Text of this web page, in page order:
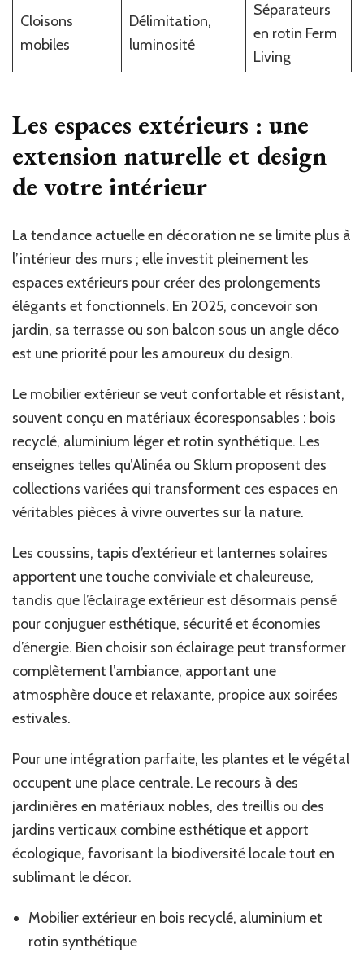
Cloisons
mobiles
Délimitation,
luminosité
Séparateurs
en rotin Ferm
Living
Les espaces extérieurs : une
extension naturelle et design
de votre intérieur
La tendance actuelle en décoration ne se limite plus à
l’intérieur des murs ; elle investit pleinement les
espaces extérieurs pour créer des prolongements
élégants et fonctionnels. En 2025, concevoir son
jardin, sa terrasse ou son balcon sous un angle déco
est une priorité pour les amoureux du design.
Le mobilier extérieur se veut confortable et résistant,
souvent conçu en matériaux écoresponsables : bois
recyclé, aluminium léger et rotin synthétique. Les
enseignes telles qu’Alinéa ou Sklum proposent des
collections variées qui transforment ces espaces en
véritables pièces à vivre ouvertes sur la nature.
Les coussins, tapis d’extérieur et lanternes solaires
apportent une touche conviviale et chaleureuse,
tandis que l’éclairage extérieur est désormais pensé
pour conjuguer esthétique, sécurité et économies
d’énergie. Bien choisir son éclairage peut transformer
complètement l’ambiance, apportant une
atmosphère douce et relaxante, propice aux soirées
estivales.
Pour une intégration parfaite, les plantes et le végétal
occupent une place centrale. Le recours à des
jardinières en matériaux nobles, des treillis ou des
jardins verticaux combine esthétique et apport
écologique, favorisant la biodiversité locale tout en
sublimant le décor.
Mobilier extérieur en bois recyclé, aluminium et
rotin synthétique